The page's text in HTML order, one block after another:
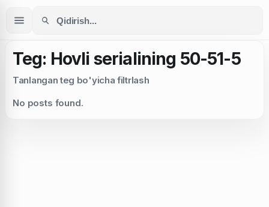
Teg: Hovli serialining 50-51-5
Tanlangan teg bo'yicha filtrlash
No posts found.